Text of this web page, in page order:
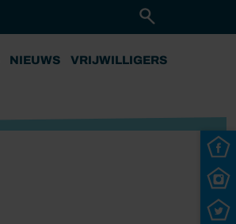
NIEUWS VRIJWILLIGERS